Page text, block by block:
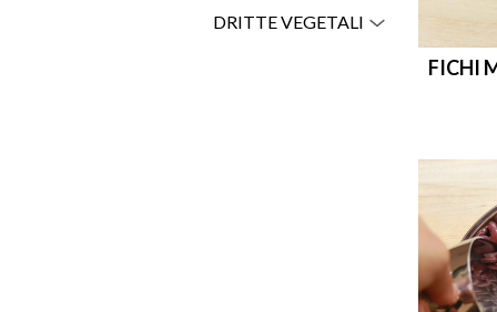
DRITTE VEGETALI
FICHI